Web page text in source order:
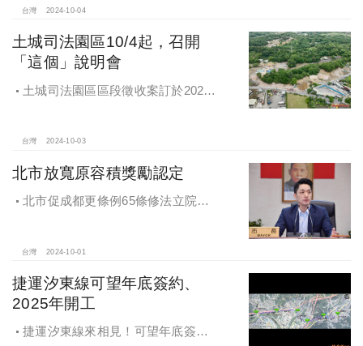
台灣 2024-10-04
土城司法園區10/4起，召開
「這個」說明會
土城司法園區區段徵收案訂於2024
台灣 2024-10-03
北市放寬原容積獎勵認定
北市促成都更條例65條修法立院初
台灣 2024-10-01
捷運汐東線可望年底簽約、
2025年開工
捷運汐東線來相見！可望年底簽約